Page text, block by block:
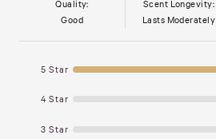
Quality:
Good
Scent Longevity:
Lasts Moderately
5 Star
4 Star
3 Star